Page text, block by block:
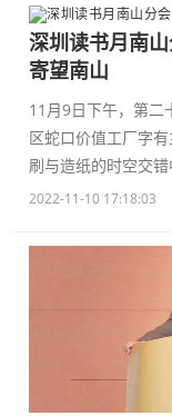
深圳读书月南
寄望南山
11月9日下午，第二
区蛇口价值工厂字
刷与造纸的时空交
2022-11-10 17:18:03